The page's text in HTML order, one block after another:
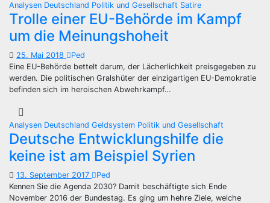
Analysen Deutschland Politik und Gesellschaft Satire
Trolle einer EU-Behörde im Kampf
um die Meinungshoheit
25. Mai 2018
Ped
Eine EU-Behörde bettelt darum, der Lächerlichkeit preisgegeben zu
werden. Die politischen Gralshüter der einzigartigen EU-Demokratie
befinden sich im heroischen Abwehrkampf…
Analysen Deutschland Geldsystem Politik und Gesellschaft
Deutsche Entwicklungshilfe die
keine ist am Beispiel Syrien
13. September 2017
Ped
Kennen Sie die Agenda 2030? Damit beschäftigte sich Ende
November 2016 der Bundestag. Es ging um hehre Ziele, welche